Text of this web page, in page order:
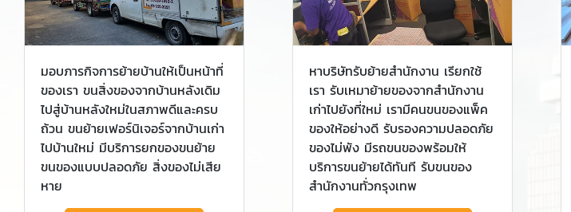
มอบภารกิจการย้ายบ้านให้เป็นหน้าที่
ของเรา ขนสิ่งของจากบ้านหลังเดิม
ไปสู่บ้านหลังใหม่ในสภาพดีและครบ
ถ้วน ขนย้ายเฟอร์นิเจอร์จากบ้านเก่า
ไปบ้านใหม่ มีบริการยกของขนย้าย
ขนของแบบปลอดภัย สิ่งของไม่เสีย
หาย
หาบริษัทรับย้ายสำนักงาน เรียกใช้
เรา รับเหมาย้ายของจากสำนักงาน
เก่าไปยังที่ใหม่ เรามีคนขนของแพ็ค
ของให้อย่างดี รับรองความปลอดภัย
ของไม่พัง มีรถขนของพร้อมให้
บริการขนย้ายได้ทันที รับขนของ
สำนักงานทั่วกรุงเทพ